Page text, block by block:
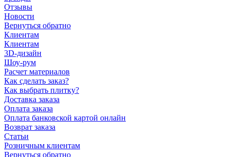
Отзывы
Новости
Вернуться обратно
Клиентам
Клиентам
3D-дизайн
Шоу-рум
Расчет материалов
Как сделать заказ?
Как выбрать плитку?
Доставка заказа
Оплата заказа
Оплата банковской картой онлайн
Возврат заказа
Статьи
Розничным клиентам
Вернуться обратно